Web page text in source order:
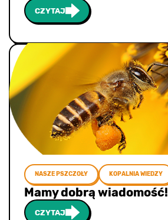
CZYTAJ
NASZE PSZCZOŁY KOPALNIA WIEDZY
Mamy dobrą wiadomość!
CZYTAJ